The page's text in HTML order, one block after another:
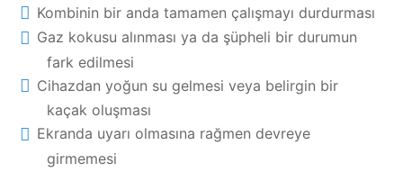
Kombinin bir anda tamamen çalışmayı durdurması
Gaz kokusu alınması ya da şüpheli bir durumun
fark edilmesi
Cihazdan yoğun su gelmesi veya belirgin bir
kaçak oluşması
Ekranda uyarı olmasına rağmen devreye
girmemesi